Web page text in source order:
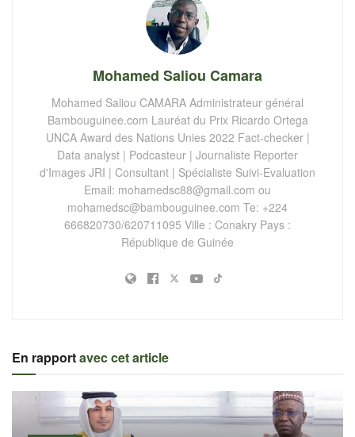
Mohamed Saliou Camara
Mohamed Saliou CAMARA Administrateur général
Bambouguinee.com Lauréat du Prix Ricardo Ortega
UNCA Award des Nations Unies 2022 Fact-checker |
Data analyst | Podcasteur | Journaliste Reporter
d'Images JRI | Consultant | Spécialiste Suivi-Evaluation
Email: mohamedsc88@gmail.com ou
mohamedsc@bambouguinee.com Te: +224
666820730/620711095 Ville : Conakry Pays :
République de Guinée
En rapportavec cet article